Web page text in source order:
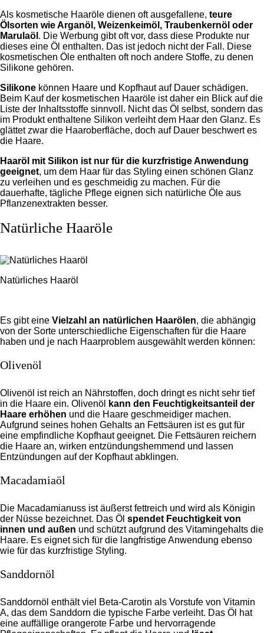
Als kosmetische Haaröle dienen oft ausgefallene, teure
Ölsorten wie Arganöl, Weizenkeimöl, Traubenkernöl oder
Marulaöl . Die Werbung gibt oft vor, dass diese Produkte nur
dieses eine Öl enthalten. Das ist jedoch nicht der Fall. Diese
kosmetischen Öle enthalten oft noch andere Stoffe, zu denen
Silikone gehören.
Silikone können Haare und Kopfhaut auf Dauer schädigen.
Beim Kauf der kosmetischen Haaröle ist daher ein Blick auf die
Liste der Inhaltsstoffe sinnvoll. Nicht das Öl selbst, sondern das
im Produkt enthaltene Silikon verleiht dem Haar den Glanz. Es
glättet zwar die Haaroberfläche, doch auf Dauer beschwert es
die Haare.
Haaröl mit Silikon ist nur für die kurzfristige Anwendung
geeignet, um dem Haar für das Styling einen schönen Glanz
zu verleihen und es geschmeidig zu machen. Für die
dauerhafte, tägliche Pflege eignen sich natürliche Öle aus
Pflanzenextrakten besser.
Natürliche Haaröle
Natürliches Haaröl
Es gibt eine Vielzahl an natürlichen Haarölen, die abhängig
von der Sorte unterschiedliche Eigenschaften für die Haare
haben und je nach Haarproblem ausgewählt werden können:
Olivenöl
Olivenöl ist reich an Nährstoffen, doch dringt es nicht sehr tief
in die Haare ein. Olivenöl
kann den Feuchtigkeitsanteil der
Haare erhöhen und die Haare geschmeidiger machen.
Aufgrund seines hohen Gehalts an Fettsäuren ist es gut für
eine empfindliche Kopfhaut geeignet. Die Fettsäuren reichern
die Haare an, wirken entzündungshemmend und lassen
Entzündungen auf der Kopfhaut abklingen.
Macadamiaöl
Die Macadamianuss ist äußerst fettreich und wird als Königin
der Nüsse bezeichnet. Das Öl spendet Feuchtigkeit von
innen und außen und schützt aufgrund des Vitamingehalts die
Haare. Es eignet sich für die langfristige Anwendung ebenso
wie für das kurzfristige Styling.
Sanddornöl
Sanddornöl enthält viel Beta-Carotin als Vorstufe von Vitamin
A, das dem Sanddorn die typische Farbe verleiht. Das Öl hat
eine auffällige orangerote Farbe und hervorragende